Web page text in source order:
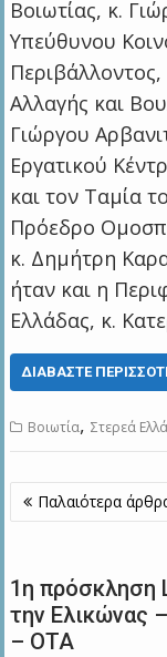
Βοιωτίας, κ.
Υπεύθυνου
Περιβάλλοντος,
Αλλαγής και
Γιώργου
Εργατικού
και τον Ταμία
Πρόεδρο
κ. Δημήτρη
ήταν και η
Ελλάδας, κ.
ΔΙΑΒΆΣΤΕ
Βοιωτία,Στερεά
Πλοήγηση
άρθρων
Παλαιότερα
1η πρόσκληση
την Ελικώνας
– ΟΤΑ